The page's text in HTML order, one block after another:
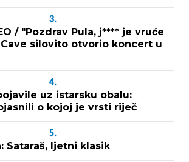
3.
/ "Pozdrav Pula, j**** je vruće
silovito otvorio koncert u
4.
uz istarsku obalu:
o kojoj je vrsti riječ
5.
Sataraš, ljetni klasik